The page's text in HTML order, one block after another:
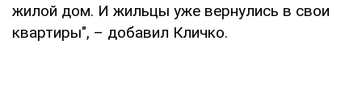
жилой дом. И жильцы уже вернулись в свои
квартиры", – добавил Кличко.